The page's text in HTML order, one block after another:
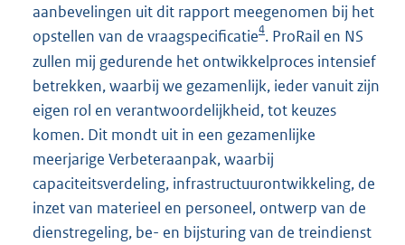
aanbevelingen uit dit rapport meegenomen bij het
opstellen van de vraagspecificatie4. ProRail en NS
zullen mij gedurende het ontwikkelproces intensief
betrekken, waarbij we gezamenlijk, ieder vanuit zijn
eigen rol en verantwoordelijkheid, tot keuzes
komen. Dit mondt uit in een gezamenlijke
meerjarige Verbeteraanpak, waarbij
capaciteitsverdeling, infrastructuurontwikkeling, de
inzet van materieel en personeel, ontwerp van de
dienstregeling, be- en bijsturing van de treindienst